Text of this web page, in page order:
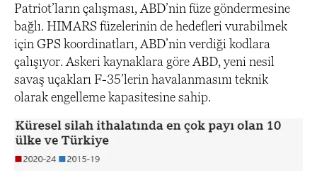
Patriot’ların çalışması, ABD’nin füze göndermesine
bağlı. HIMARS füzelerinin de hedefleri vurabilmek
için GPS koordinatları, ABD’nin verdiği kodlara
çalışıyor. Askeri kaynaklara göre ABD, yeni nesil
savaş uçakları F-35’lerin havalanmasını teknik
olarak engelleme kapasitesine sahip.